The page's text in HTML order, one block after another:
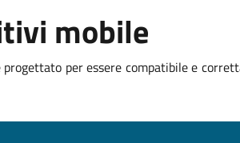
mobile
progettato per essere compatibile e